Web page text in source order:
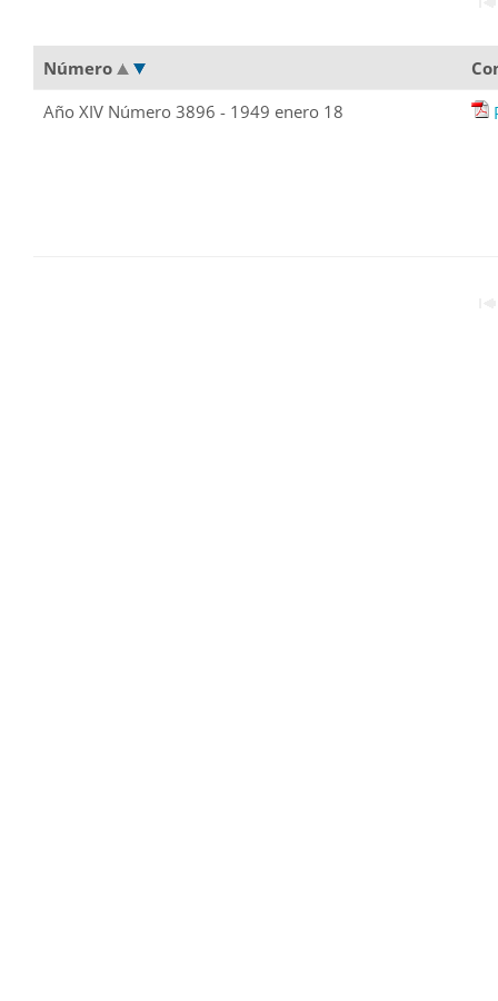
Número
Año XIV Número 3896 - 1949 enero 18